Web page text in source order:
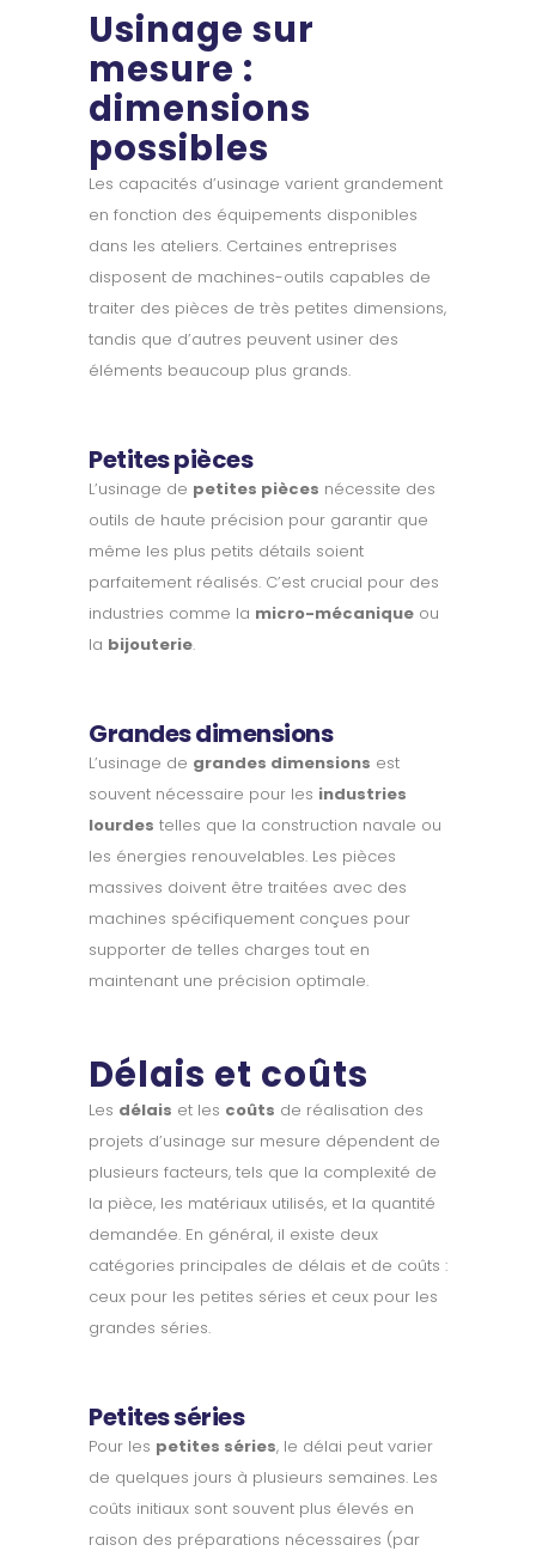
Usinage sur
mesure :
dimensions
possibles
Les capacités d’usinage varient grandement
en fonction des équipements disponibles
dans les ateliers. Certaines entreprises
disposent de machines-outils capables de
traiter des pièces de très petites dimensions,
tandis que d’autres peuvent usiner des
éléments beaucoup plus grands.
Petites pièces
L’usinage de petites pièces nécessite des
outils de haute précision pour garantir que
même les plus petits détails soient
parfaitement réalisés. C’est crucial pour des
industries comme la micro-mécanique ou
la bijouterie.
Grandes dimensions
L’usinage de grandes dimensions est
souvent nécessaire pour les industries
lourdes telles que la construction navale ou
les énergies renouvelables. Les pièces
massives doivent être traitées avec des
machines spécifiquement conçues pour
supporter de telles charges tout en
maintenant une précision optimale.
Délais et coûts
Les délais et les coûts de réalisation des
projets d’usinage sur mesure dépendent de
plusieurs facteurs, tels que la complexité de
la pièce, les matériaux utilisés, et la quantité
demandée. En général, il existe deux
catégories principales de délais et de coûts :
ceux pour les petites séries et ceux pour les
grandes séries.
Petites séries
Pour les petites séries, le délai peut varier
de quelques jours à plusieurs semaines. Les
coûts initiaux sont souvent plus élevés en
raison des préparations nécessaires (par